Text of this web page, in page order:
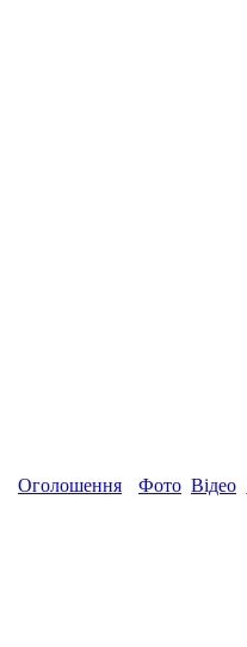
Оголошення Фото Відео